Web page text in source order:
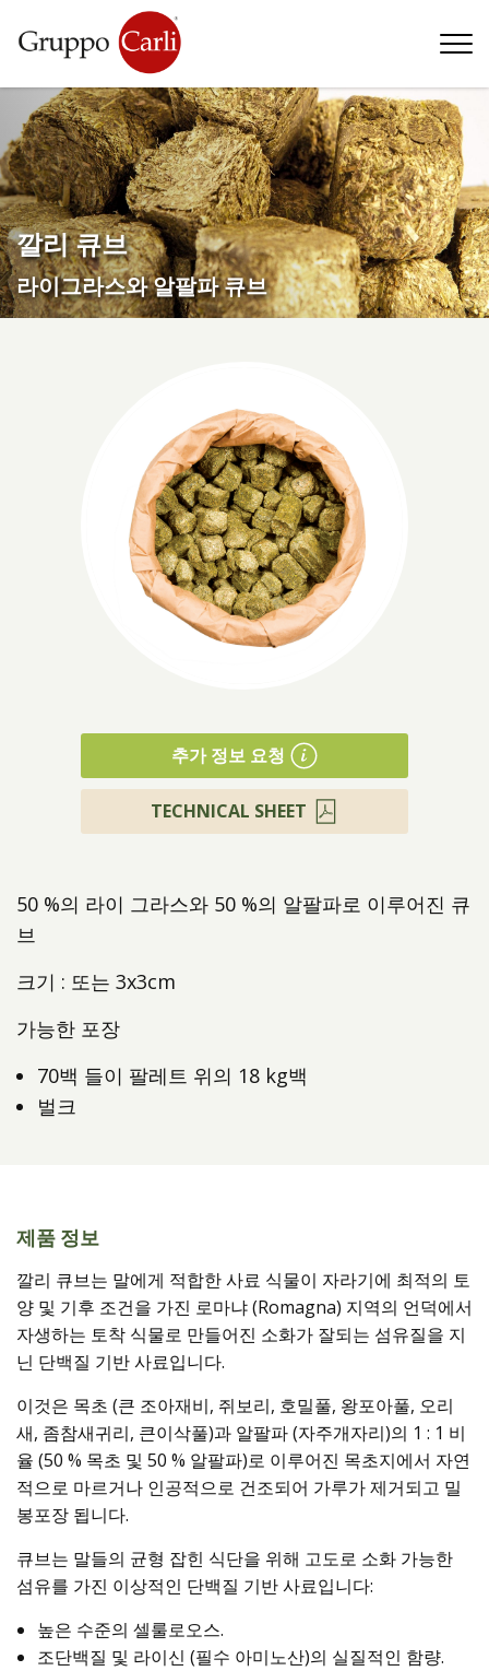
동물
제품소개
T—info@gruppocarli.com
깔리 큐브
라이그라스와 알팔파 큐브
50 %의 라이 그라스와 50 %의 알팔파로 이루어진 큐
브
크기 : 또는 3x3cm
가능한 포장
70백 들이 팔레트 위의 18 kg백
벌크
추가 정보 요청
TECHNICAL SHEET
제품 정보
깔리 큐브는 말에게 적합한 사료 식물이 자라기에 최적의 토
양 및 기후 조건을 가진 로마냐 (Romagna) 지역의 언덕에서
자생하는 토착 식물로 만들어진 소화가 잘되는 섬유질을 지
닌 단백질 기반 사료입니다.
이것은 목초 (큰 조아재비, 쥐보리, 호밀풀, 왕포아풀, 오리
새, 좀참새귀리, 큰이삭풀)과 알팔파 (자주개자리)의 1 : 1 비
율 (50 % 목초 및 50 % 알팔파)로 이루어진 목초지에서 자연
적으로 마르거나 인공적으로 건조되어 가루가 제거되고 밀
봉포장 됩니다.
큐브는 말들의 균형 잡힌 식단을 위해 고도로 소화 가능한
섬유를 가진 이상적인 단백질 기반 사료입니다:
높은 수준의 셀룰로오스.
조단백질 및 라이신 (필수 아미노산)의 실질적인 함량.